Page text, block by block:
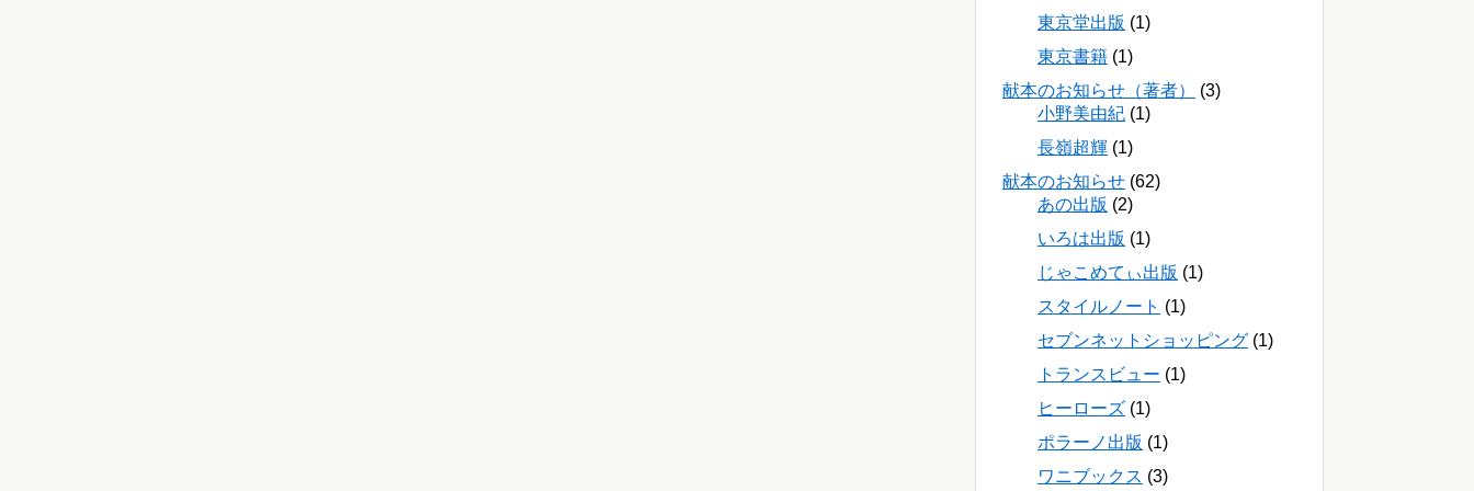
東京堂出版 (1)
東京書籍 (1)
献本のお知らせ（著者）
(3)
小野美由紀 (1)
長嶺超輝 (1)
献本のお知らせ (62)
あの出版 (2)
いろは出版 (1)
じゃこめてぃ出版 (1)
スタイルノート (1)
セブンネットショッピング (1)
トランスビュー (1)
ヒーローズ (1)
ポラーノ出版 (1)
ワニブックス (3)